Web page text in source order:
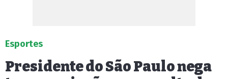
Esportes
Presidente do São Paulo nega